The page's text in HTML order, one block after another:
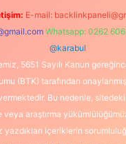
E-mail:
Whatsapp: 0262
@karabul
5651 Sayılı Kanun
(BTK) tarafından
Bu nedenle,
araştırma
içeriklerin